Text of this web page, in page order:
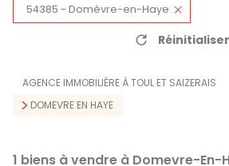
54385 - Domèvre-en-Haye
Réinitialiser
AGENCE IMMOBILIÈRE À TOUL ET SAIZERAIS
DOMEVRE EN HAYE
1 biens à vendre à Domevre-En-